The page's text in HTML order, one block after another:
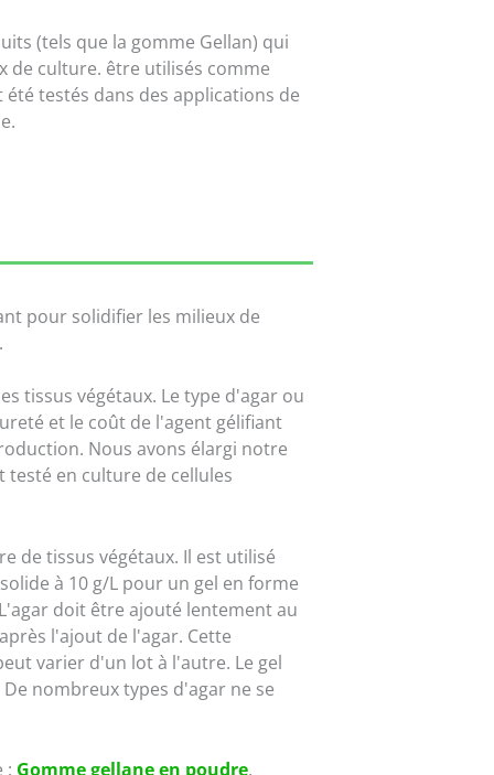
(tels que la gomme Gellan) qui
de culture. être utilisés comme
testés dans des applications de
pour solidifier les milieux de
tissus végétaux. Le type d'agar ou
et le coût de l'agent gélifiant
Nous avons élargi notre
en culture de cellules
de tissus végétaux. Il est utilisé
à 10 g/L pour un gel en forme
doit être ajouté lentement au
l'ajout de l'agar. Cette
varier d'un lot à l'autre. Le gel
nombreux types d'agar ne se
: Gomme gellane en poudre,